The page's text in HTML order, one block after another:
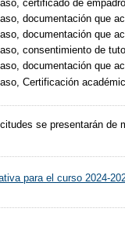
certificado de
documentación que
documentación que
consentimiento de
documentación que
Certificación
se presentarán de
para el curso 2024-